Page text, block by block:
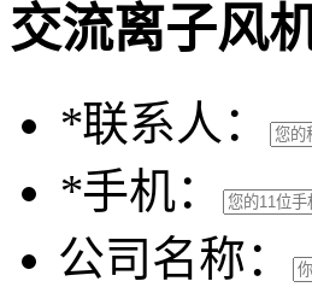
交流离子风
*联系人：
*手机：
公司名称：